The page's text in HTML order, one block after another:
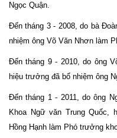
Ngọc Quận.
Đến tháng 3 - 2008, do bà
nhiệm ông Võ Văn Nhơn làm
Đến tháng 9 - 2010, do ông
hiệu trưởng đã bổ nhiệm ông
Đến tháng 1 - 2011, do ông
Khoa Ngữ văn Trung Quốc,
Hồng Hạnh làm Phó trưởng